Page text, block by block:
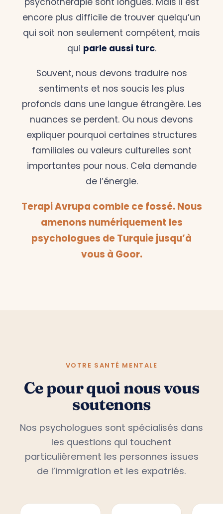
encore plus difficile de trouver quelqu’un
qui soit non seulement compétent, mais
qui parle aussi turc.
Souvent, nous devons traduire nos
sentiments et nos soucis les plus
profonds dans une langue étrangère. Les
nuances se perdent. Ou nous devons
expliquer pourquoi certaines structures
familiales ou valeurs culturelles sont
importantes pour nous. Cela demande
de l’énergie.
Terapi Avrupa comble ce fossé. Nous
amenons numériquement les
psychologues de Turquie jusqu’à
vous à Goor.
VOTRE SANTÉ MENTALE
Ce pour quoi nous vous
soutenons
Nos psychologues sont spécialisés dans
les questions qui touchent
particulièrement les personnes issues
de l’immigration et les expatriés.